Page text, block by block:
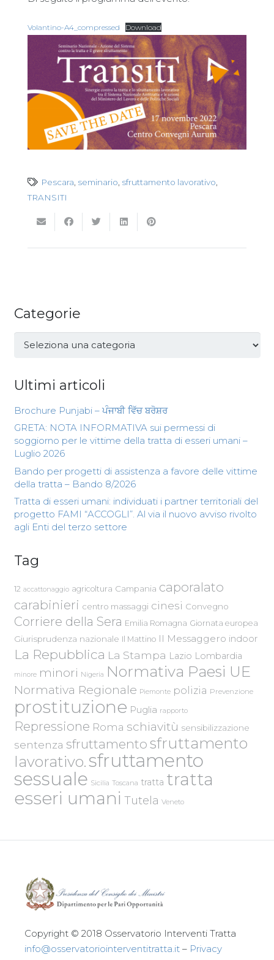
Volantino-A4_compressed Download
Pescara seminario sfruttamento lavorativo
TRANSITI
Categorie
Categorie
Ultimi articoli
Brochure Punjabi – ਪੰਜਾਬੀ ਵਿੱਚ ਬਰੋਸ਼ਰ
GRETA: NOTA INFORMATIVA sui permessi di
soggiorno per le vittime della tratta di esseri umani –
Luglio 2026
Bando per progetti di assistenza a favore delle vittime
della tratta – Bando 8/2026
Tratta di esseri umani: individuati i partner territoriali del
progetto FAMI “ACCOGLI”. Al via il nuovo avviso rivolto
agli Enti del terzo settore
Tag
12 accattonaggio agricoltura Campania caporalato
carabinieri centro massaggi cinesi Convegno
Corriere della Sera Emilia Romagna Giornata europea
Giurisprudenza nazionale Il Mattino Il Messaggero indoor
La Repubblica La Stampa Lazio Lombardia
minore minori Nigeria Normativa Paesi UE
Normativa Regionale Piemonte polizia Prevenzione
prostituzione Puglia rapporto
Repressione Roma schiavitù sensibilizzazione
sentenza sfruttamento sfruttamento
lavorativo.sfruttamento
sessuale Sicilia Toscana tratta tratta
esseri umani Tutela Veneto
Copyright © 2018 Osservatorio Interventi Tratta
info@osservatoriointerventitratta.it – Privacy